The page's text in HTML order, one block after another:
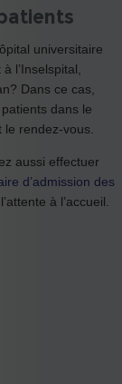
universitaire
l’Inselspital,
Dans ce cas,
dans le
rendez-vous.
aussi effectuer
d’admission des
à l’accueil.